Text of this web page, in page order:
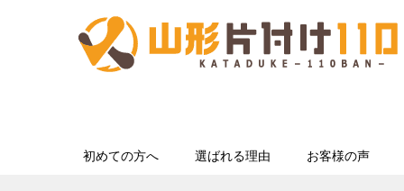
初めての方へ 選ばれる理由 お客様の声